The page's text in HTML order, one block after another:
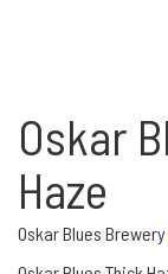
Oskar
Haze
Oskar Blues Brewery